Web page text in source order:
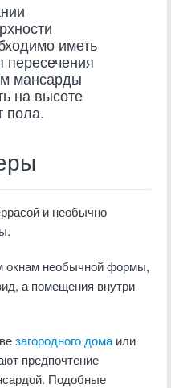
иметь
пересечения
мансарды
на высоте
пола.
и необычно
окнам необычной формы,
а помещения внутри
загородного дома или
предпочтение
Подобные